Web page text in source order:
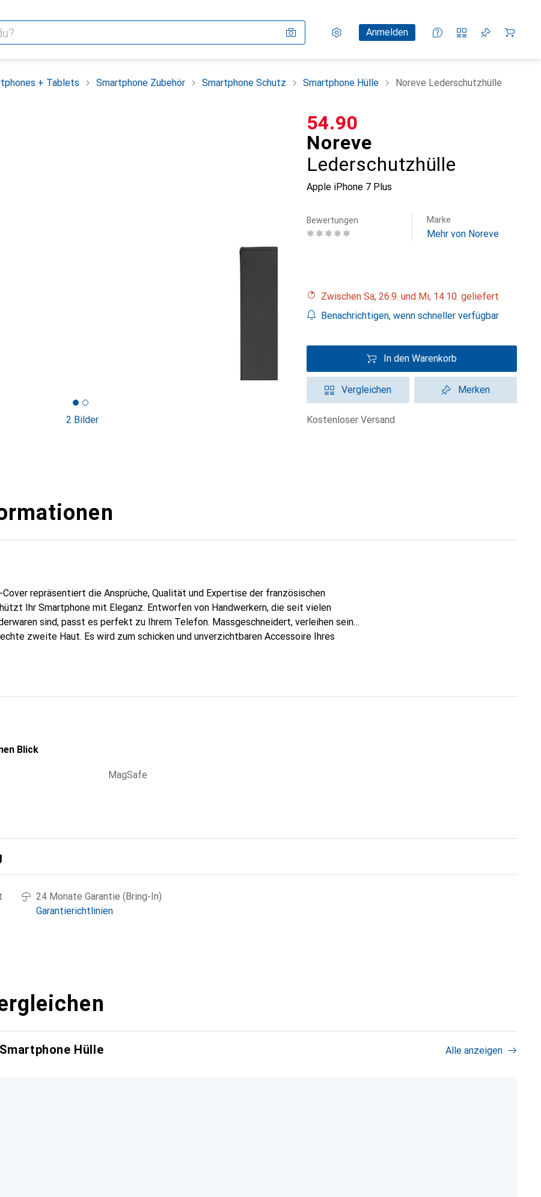
Einstellungen
KundenkontoAnmelden
Vergleichslisten
Merklisten
Warenkorb
+ Tablets Smartphone Zubehör Smartphone Schutz Smartphone Hülle Noreve Lederschutzhülle
2 Bilder
Noreve
Lederschutzhülle
Apple iPhone 7 Plus
CHF
54.90
Bewertungen Marke
Mehr von Noreve
Zwischen Sa, 26.9. und Mi, 14.10. geliefert
Benachrichtigen, wenn schneller verfügbar
In den Warenkorb
Vergleichen Merken
kostenloser Versand
repräsentiert die Ansprüche, Qualität und Expertise der französischen
Ihr Smartphone mit Eleganz. Entworfen von Handwerkern, die seit vielen
sind, passt es perfekt zu Ihrem Telefon. Massgeschneidert, verleihen seine
zweite Haut. Es wird zum schicken und unverzichtbaren Accessoire Ihres
Kundschaft.
Blick
MagSafe
24 Monate Garantie (Bring-In)
Garantierichtlinien
Hülle Alle anzeigen